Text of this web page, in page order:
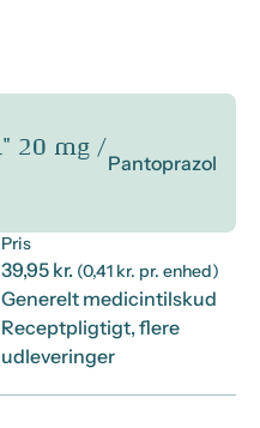
Pantoprazol
Pris
39,95 kr. (0,41 kr. pr. enhed)
Generelt medicintilskud
Receptpligtigt, flere
udleveringer